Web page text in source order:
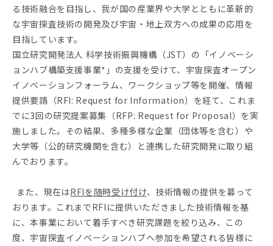
る技術融合を目指し、我が国の産業界や大学とともに革新的
な宇宙探査技術の開発及び宇宙・地上双方への成果の応用を
目指しています。
国立研究開発法人 科学技術振興機構（JST）の「イノベーシ
ョンハブ構築支援事業*」の支援を受けて、宇宙探査オープン
イノベーションフォーラム、ワークショップ等を開催、情報
提供要請（RFI: Request for Information）を経て、これま
でに3回の研究提案募集（RFP: Request for Proposal）を実
施しました。その結果、多種多様な企業（団体等を含む）や
大学等（公的研究機関を含む）と連携した研究開発に取り組
んでおります。
また、現在はRFIを随時受け付け、技術情報の提供を募って
おります。これまでRFIに提供いただきました技術情報を基
に、本事業において着手すべき研究課題を絞り込み、この
度、宇宙探査イノベーションハブへ参加を希望される皆様に